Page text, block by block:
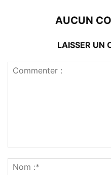
AUCUN
LAISSER UN